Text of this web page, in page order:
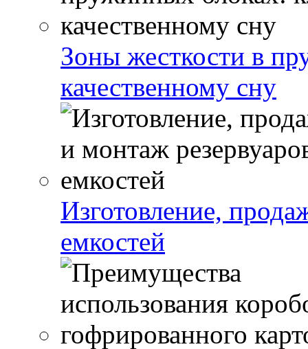
Зоны жесткости в
качественному сну
Изготовление,
емкостей